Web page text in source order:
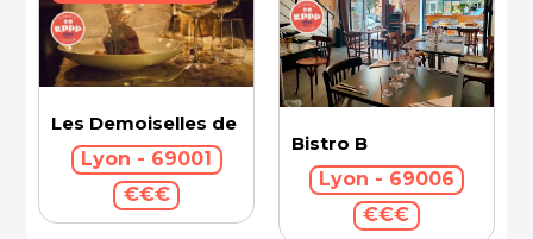
Les Demoiselles de Rochefort
Lyon - 69001
€€€
Bistro B
Lyon - 69006
€€€